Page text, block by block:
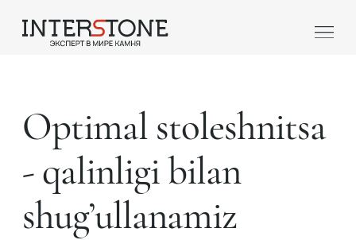
Optimal stoleshnitsa
- qalinligi bilan
shug’ullanamiz
Qaysi sohada faoliyat yuritasiz?